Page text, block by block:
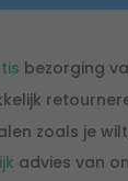
bezorging
zoals je
advies van